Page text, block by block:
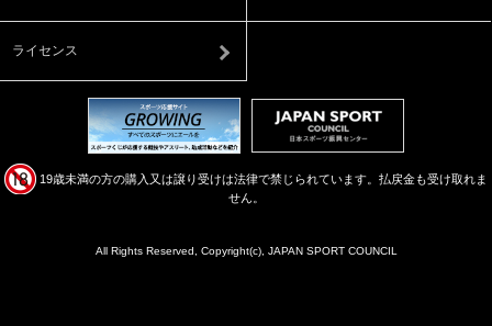
ライセンス
19歳未満の方の購入又は譲り受けは法律で禁じられています。払戻金も受け取れま
せん。
All Rights Reserved, Copyright(c), JAPAN SPORT COUNCIL